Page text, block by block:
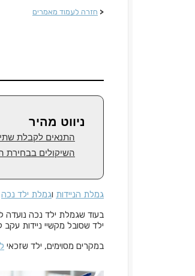
< חזרה לעמוד מאמרים
ניווט מהיר
התנאים לקבלת
השיקולים בבחירת
גמלת הניידות וגמלת ילד נכה
בעוד שגמלת ילד נכה נועדה
ילד שסובל מקשיי ניידות עקב
במקרים מסוימים, ילד שזכאי